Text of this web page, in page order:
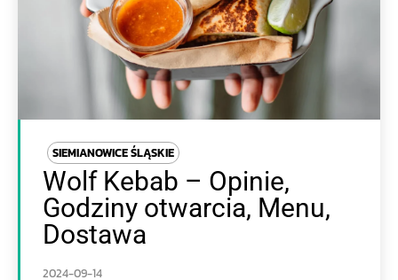
SIEMIANOWICE ŚLĄSKIE
Wolf Kebab – Opinie,
Godziny otwarcia, Menu,
Dostawa
2024-09-14